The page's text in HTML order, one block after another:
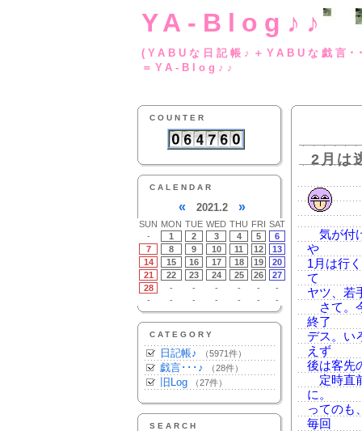
YA-Blog♪♪
(YABUな日記帳♪
＝YA-Blog♪♪
COUNTER
CALENDAR
« 2021.2 »
SUN MON TUE WED THU FRI SAT
-
1 2 3 4 5
6
7
8 9 10 11 12
13
14
15 16 17 18 19
20
21
22 23 24 25 26
27
28
- - - - -
-
-
- - - - - -
CATEGORY
日記帳♪ （5971件）
戯言･･･♪ （28件）
旧Log （27件）
SEARCH
2月は
気が付
や
1月は行
て
ヤツ、若
さて。
終了
デス。い
えず
後は客先
定時直
に。
ってのも
毎回